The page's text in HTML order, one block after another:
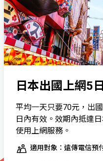
日本出國上網5
平均一天只要70元，出
日內有效。效期內抵達
使用上網服務。
適用對象：遠傳電信預